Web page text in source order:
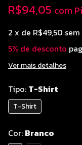
R$94,05 com
2 x de R$49,50
5% de desconto
Ver mais detalhes
Tipo: T-Shirt
T-Shirt
Cor: Branco